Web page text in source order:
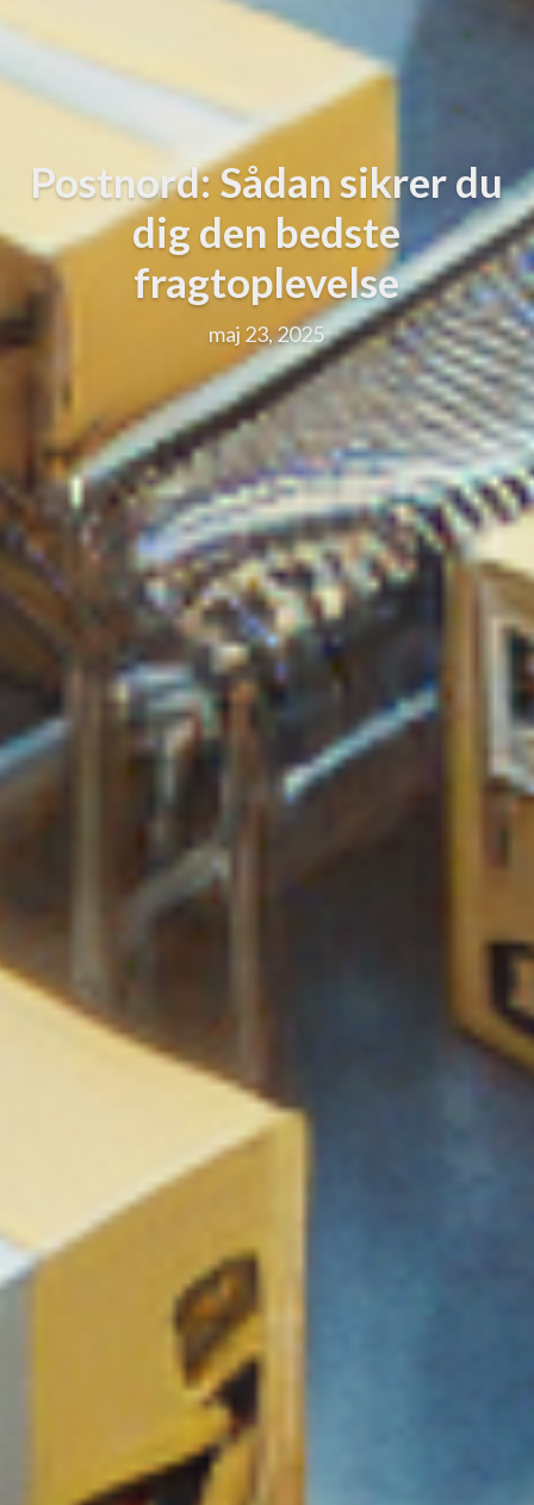
Postnord: Sådan sikrer du
dig den bedste
fragtoplevelse
maj 23, 2025